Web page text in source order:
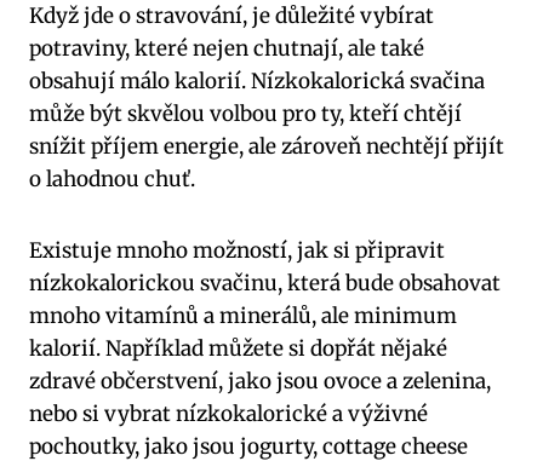
Když jde o stravování, je důležité vybírat
potraviny, které nejen chutnají, ale také
obsahují málo kalorií. Nízkokalorická svačina
může být skvělou volbou pro ty, kteří chtějí
snížit příjem energie, ale zároveň nechtějí přijít
o lahodnou chuť.
Existuje mnoho možností, jak si připravit
nízkokalorickou svačinu, která bude obsahovat
mnoho vitamínů a minerálů, ale minimum
kalorií. Například můžete si dopřát nějaké
zdravé občerstvení, jako jsou ovoce a zelenina,
nebo si vybrat nízkokalorické a výživné
pochoutky, jako jsou jogurty, cottage cheese